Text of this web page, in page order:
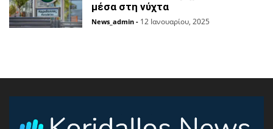
μέσα στη νύχτα
News_admin - 12 Ιανουαρίου, 2025